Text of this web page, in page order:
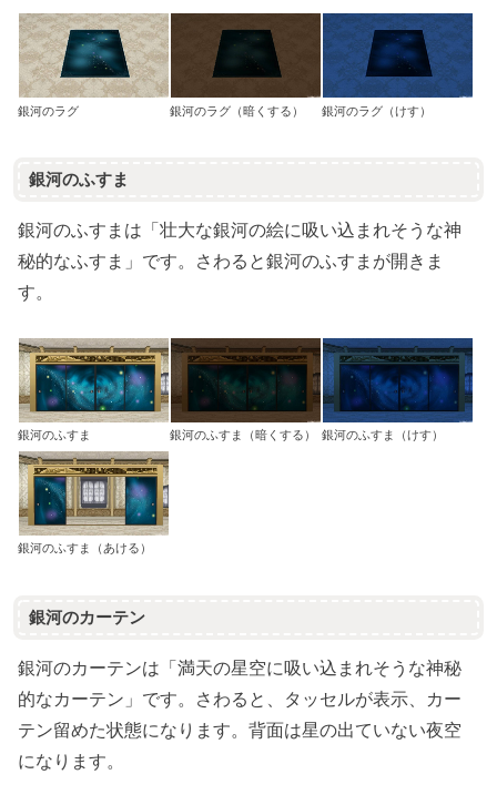
銀河のラグ 銀河のラグ（暗くする） 銀河のラグ（けす）
銀河のふすま
銀河のふすまは「壮大な銀河の絵に吸い込まれそうな神
秘的なふすま」です。さわると銀河のふすまが開きま
す。
銀河のふすま 銀河のふすま（暗くする） 銀河のふすま（けす）
銀河のふすま（あける）
銀河のカーテン
銀河のカーテンは「満天の星空に吸い込まれそうな神秘
的なカーテン」です。さわると、タッセルが表示、カー
テン留めた状態になります。背面は星の出ていない夜空
になります。